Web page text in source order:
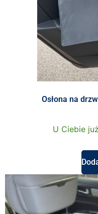
Osłona na
U Ciebie